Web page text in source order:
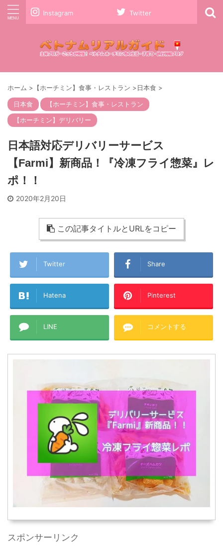
Instagram Twitter
ホーム > 【ホーチミン】食事・レストラン >日本食 >
日本食
【ホーチミン】食事・レストラン
【ホーチミン】デリバリー
日本語対応デリバリーサービス
【Farmi】新商品！『冷凍フライ惣菜』レ
ポ！！
2020年2月20日
この記事タイトルとURLをコピー
Twitter Share
Hatena Pinterest
LINE コメントする
スポンサーリンク